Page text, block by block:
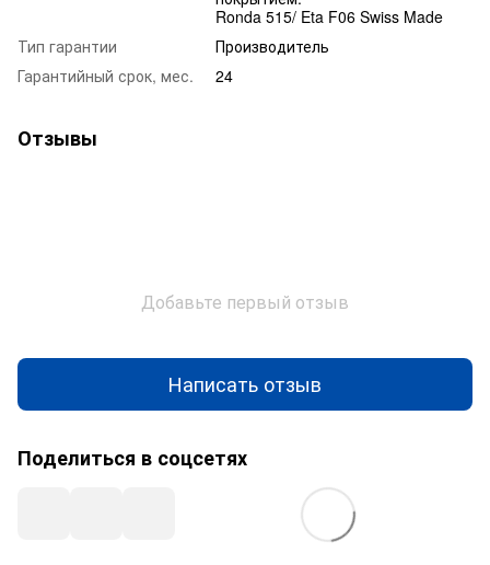
Ronda 515/ Eta F06 Swiss Made
Тип гарантии
Производитель
Гарантийный срок, мес.
24
Отзывы
Добавьте первый отзыв
Написать отзыв
Поделиться в соцсетях